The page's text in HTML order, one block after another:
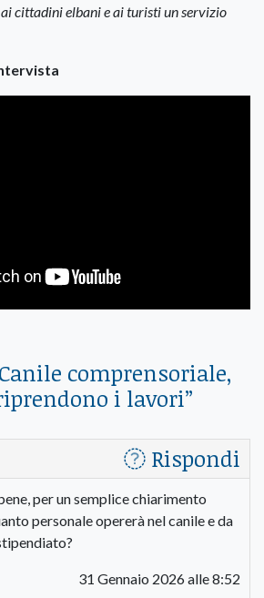
cittadini elbani e ai turisti un servizio
Canile comprensoriale,
i lavori”
Rispondi
per un semplice chiarimento
personale opererà nel canile e da
31 Gennaio 2026 alle 8:52